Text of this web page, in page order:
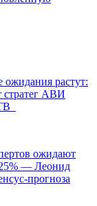
растут:
стратег АВИ
ожидают
— Леонид
прогноза